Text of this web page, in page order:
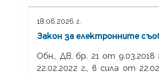
18.06.2026 г.
Закон за електронните
Обн., ДВ, бр. 21 от 9.03.2018
22.02.2022 г., в сила от